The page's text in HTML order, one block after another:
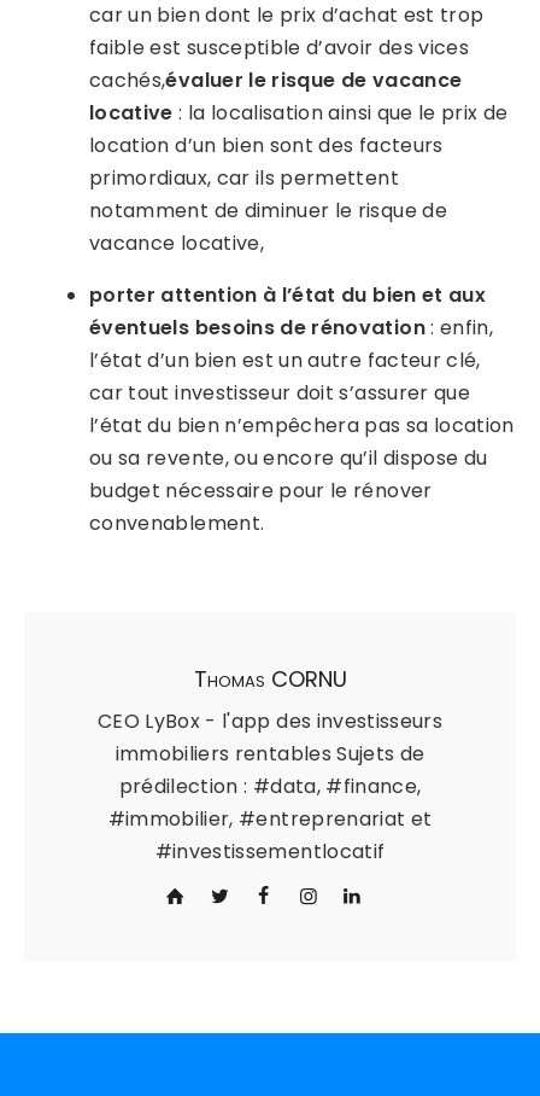
car un bien dont le prix d’achat est trop
faible est susceptible d’avoir des vices
cachés,évaluer le risque de vacance
locative : la localisation ainsi que le prix de
location d’un bien sont des facteurs
primordiaux, car ils permettent
notamment de diminuer le risque de
vacance locative,
porter attention à l’état du bien et aux
éventuels besoins de rénovation: enfin,
l’état d’un bien est un autre facteur clé,
car tout investisseur doit s’assurer que
l’état du bien n’empêchera pas sa location
ou sa revente, ou encore qu’il dispose du
budget nécessaire pour le rénover
convenablement.
Thomas CORNU
CEO LyBox - l'app des investisseurs
immobiliers rentables Sujets de
prédilection : #data, #finance,
#immobilier, #entreprenariat et
#investissementlocatif